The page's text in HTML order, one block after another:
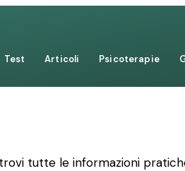
Test Articoli Psicoterapie
tutte le informazioni